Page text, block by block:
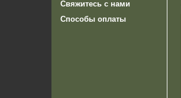
Свяжитесь с нами
Способы оплаты